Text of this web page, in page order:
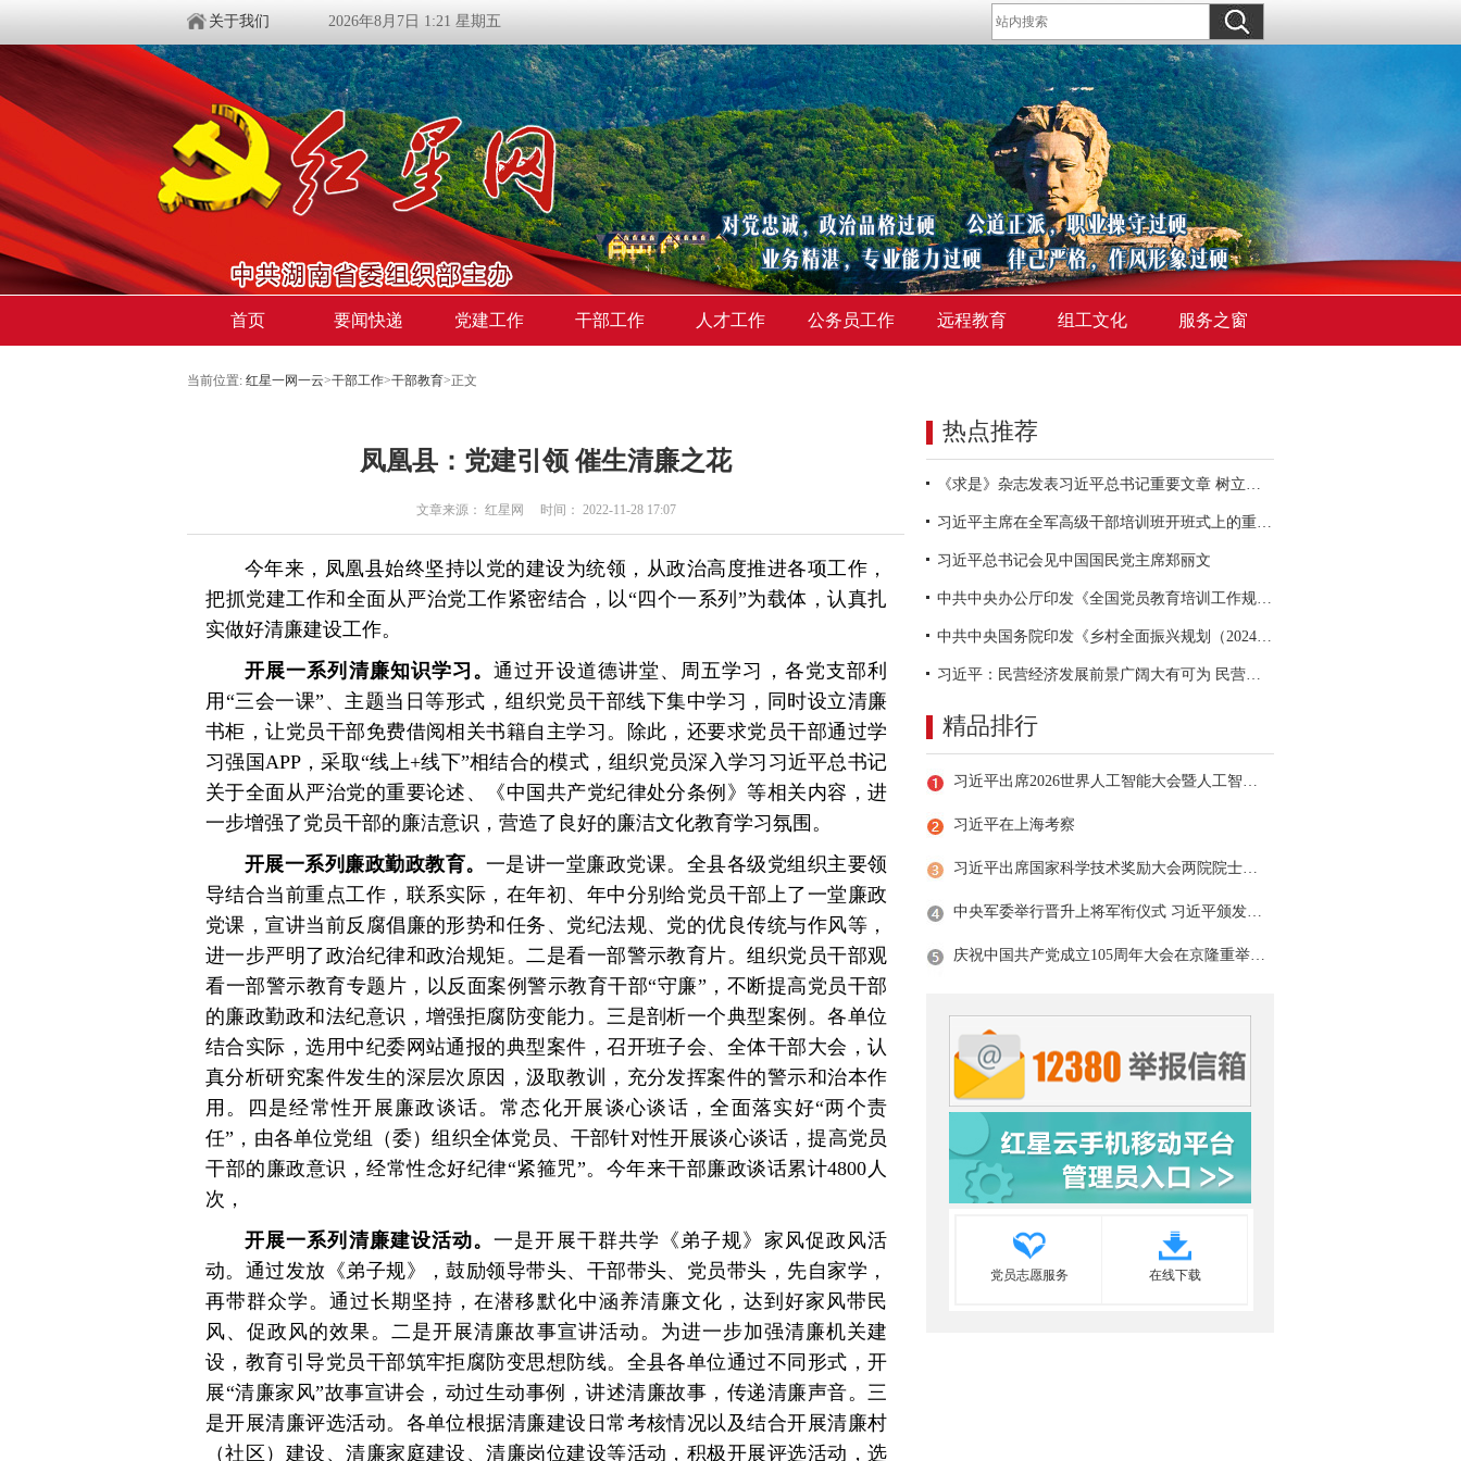
关于我们 2026年8月7日 1:21 星期五
首页 要闻快递 党建工作 干部工作 人才工作 公务员工作 远程教育 组工文化 服务之窗
当前位置: 红星一网一云>干部工作>干部教育>正文
凤凰县：党建引领 催生清廉之花
文章来源： 红星网 时间： 2022-11-28 17:07
今年来，凤凰县始终坚持以党的建设为统领，从政治高度推进各项工作，
把抓党建工作和全面从严治党工作紧密结合，以“四个一系列”为载体，认真扎
实做好清廉建设工作。
开展一系列清廉知识学习。通过开设道德讲堂、周五学习，各党支部利
用“三会一课”、主题当日等形式，组织党员干部线下集中学习，同时设立清廉
书柜，让党员干部免费借阅相关书籍自主学习。除此，还要求党员干部通过学
习强国APP，采取“线上+线下”相结合的模式，组织党员深入学习习近平总书记
关于全面从严治党的重要论述、《中国共产党纪律处分条例》等相关内容，进
一步增强了党员干部的廉洁意识，营造了良好的廉洁文化教育学习氛围。
开展一系列廉政勤政教育。 一是讲一堂廉政党课。全县各级党组织主要领
导结合当前重点工作，联系实际，在年初、年中分别给党员干部上了一堂廉政
党课，宣讲当前反腐倡廉的形势和任务、党纪法规、党的优良传统与作风等，
进一步严明了政治纪律和政治规矩。二是看一部警示教育片。组织党员干部观
看一部警示教育专题片，以反面案例警示教育干部“守廉”，不断提高党员干部
的廉政勤政和法纪意识，增强拒腐防变能力。三是剖析一个典型案例。各单位
结合实际，选用中纪委网站通报的典型案件，召开班子会、全体干部大会，认
真分析研究案件发生的深层次原因，汲取教训，充分发挥案件的警示和治本作
用。四是经常性开展廉政谈话。常态化开展谈心谈话，全面落实好“两个责
任”，由各单位党组（委）组织全体党员、干部针对性开展谈心谈话，提高党员
干部的廉政意识，经常性念好纪律“紧箍咒”。今年来干部廉政谈话累计4800人
次，
开展一系列清廉建设活动。一是开展干群共学《弟子规》家风促政风活
动。通过发放《弟子规》，鼓励领导带头、干部带头、党员带头，先自家学，
再带群众学。通过长期坚持，在潜移默化中涵养清廉文化，达到好家风带民
风、促政风的效果。二是开展清廉故事宣讲活动。为进一步加强清廉机关建
设，教育引导党员干部筑牢拒腐防变思想防线。全县各单位通过不同形式，开
展“清廉家风”故事宣讲会，动过生动事例，讲述清廉故事，传递清廉声音。三
是开展清廉评选活动。各单位根据清廉建设日常考核情况以及结合开展清廉村
（社区）建设、清廉家庭建设、清廉岗位建设等活动，积极开展评选活动，选
热点推荐
《求是》杂志发表习近平总书记重要文章 树立和践行正确政绩观
习近平主席在全军高级干部培训班开班式上的重要讲话引领全军开展思想整风、深化政治整训
习近平总书记会见中国国民党主席郑丽文
中共中央办公厅印发《全国党员教育培训工作规划（2024－2028年）》
中共中央国务院印发《乡村全面振兴规划（2024—2027年）》
习近平：民营经济发展前景广阔大有可为 民营企业和民营企业家大显身手正当其时
精品排行
习近平出席2026世界人工智能大会暨人工智能全球治理高级别会议开幕式并发表主旨讲话
习近平在上海考察
习近平出席国家科学技术奖励大会两院院士大会中国科协第十一次全国代表大会并发表重要讲话
中央军委举行晋升上将军衔仪式 习近平颁发命令状并向晋衔的军官表示祝贺
庆祝中国共产党成立105周年大会在京隆重举行 习近平发表重要讲话
党员志愿服务 在线下载